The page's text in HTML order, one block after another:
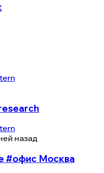
назад
#офис Москва